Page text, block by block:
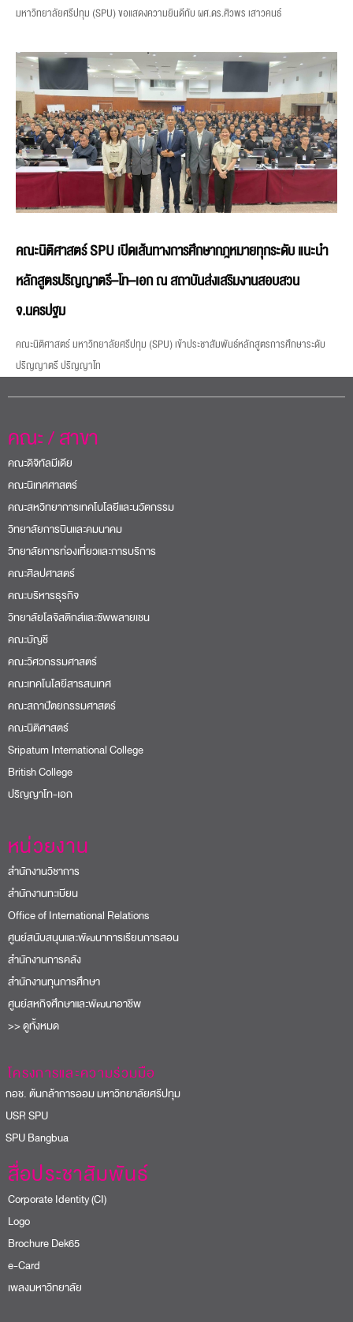
มหาวิทยาลัยศรีปทุม (SPU) ขอแสดงความยินดีกับ ผศ.ดร.ศิวพร เสาวคนธ์
คณะนิติศาสตร์ SPU เปิดเส้นทางการศึกษากฎหมายทุกระดับ แนะนำ
หลักสูตรปริญญาตรี–โท–เอก ณ สถาบันส่งเสริมงานสอบสวน
จ.นครปฐม
คณะนิติศาสตร์ มหาวิทยาลัยศรีปทุม (SPU) เข้าประชาสัมพันธ์หลักสูตรการศึกษาระดับ
ปริญญาตรี ปริญญาโท
คณะ / สาขา
คณะดิจิทัลมีเดีย
คณะนิเทศศาสตร์
คณะสหวิทยาการเทคโนโลยีและนวัตกรรม
วิทยาลัยการบินและคมนาคม
วิทยาลัยการท่องเที่ยวและการบริการ
คณะศิลปศาสตร์
คณะบริหารธุรกิจ
วิทยาลัยโลจิสติกส์และซัพพลายเชน
คณะบัญชี
คณะวิศวกรรมศาสตร์
คณะเทคโนโลยีสารสนเทศ
คณะสถาปัตยกรรมศาสตร์
คณะนิติศาสตร์
Sripatum International College
British College
ปริญญาโท-เอก
หน่วยงาน
สำนักงานวิชาการ
สำนักงานทะเบียน
Office of International Relations
ศูนย์สนับสนุนและพัฒนาการเรียนการสอน
สำนักงานการคลัง
สำนักงานทุนการศึกษา
ศูนย์สหกิจศึกษาและพัฒนาอาชีพ
>> ดูทั้งหมด
โครงการและความร่วมมือ
ช. ต้นกล้าการออม มหาวิทยาลัยศรีปทุม
SPU
Bangbua
สื่อประชาสัมพันธ์
Corporate Identity (CI)
Logo
Brochure Dek65
e-Card
เพลงมหาวิทยาลัย